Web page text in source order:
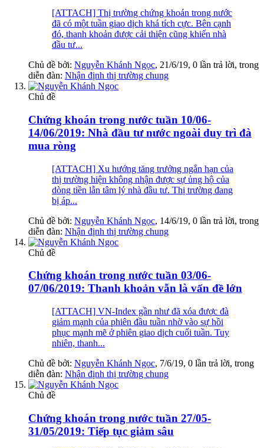
[ATTACH] Thị trường chứng khoán trong nước
đã có một tuần giao dịch khá tích cực. Bên cạnh
đó, thanh khoản được cải thiện cũng khiến nhà
đầu tư...
Chủ đề bởi: Nguyễn Khánh Ngọc, 21/6/19, 0 lần trả lời, trong
diễn đàn: Nhận định thị trường chung
Chủ đề
Chứng khoán trong nước tuần 10/06-
14/06/2019: Nhà đầu tư nước ngoài duy trì đà
mua ròng
[ATTACH] Xu hướng tăng trưởng ngắn hạn của
thị trường hiện không nhận được sự ủng hộ của
dòng tiền lẫn tâm lý nhà đầu tư. Thị trường đang
bị áp...
Chủ đề bởi: Nguyễn Khánh Ngọc, 14/6/19, 0 lần trả lời, trong
diễn đàn: Nhận định thị trường chung
Chủ đề
Chứng khoán trong nước tuần 03/06-
07/06/2019: Thanh khoản vẫn là vấn đề lớn
[ATTACH] VN-Index gần như đã xóa được đà
giảm mạnh của phiên đầu tuần nhờ vào sự hồi
phục mạnh mẽ ở phiên giao dịch cuối tuần. Tuy
nhiên, thanh...
Chủ đề bởi: Nguyễn Khánh Ngọc, 7/6/19, 0 lần trả lời, trong
diễn đàn: Nhận định thị trường chung
Chủ đề
Chứng khoán trong nước tuần 27/05-
31/05/2019: Tiếp tục giảm sâu